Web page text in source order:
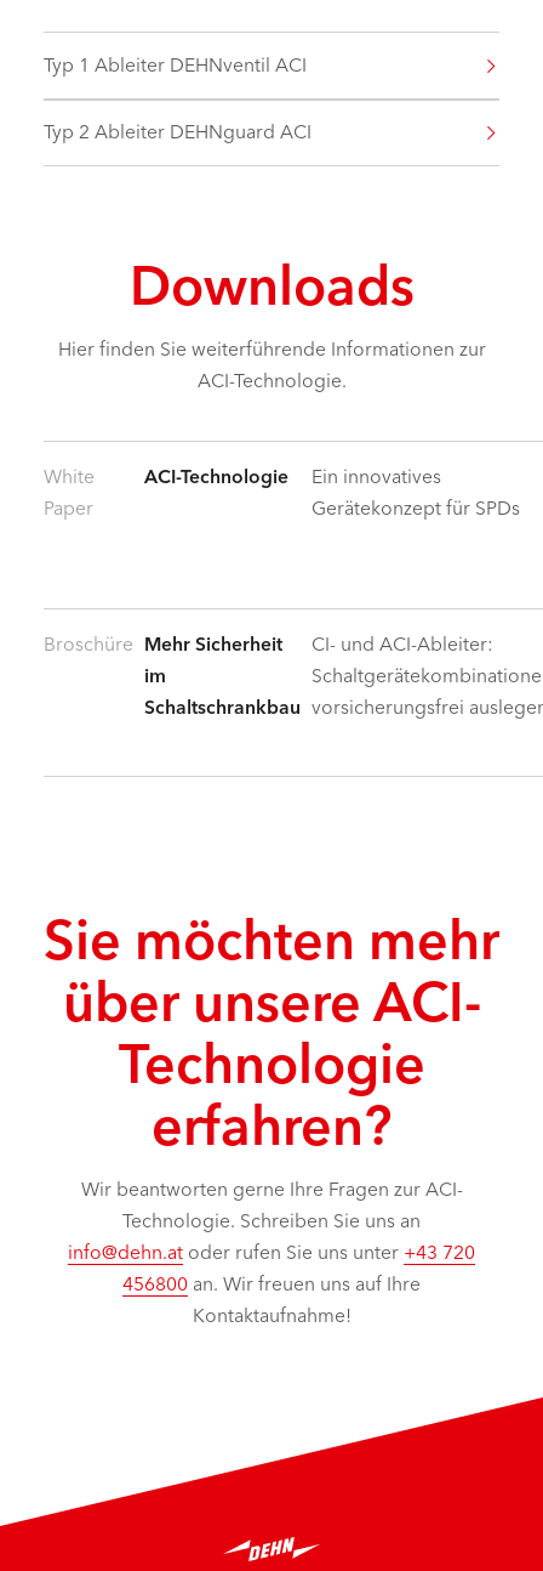
Typ 1 Ableiter DEHNventil ACI
Typ 2 Ableiter DEHNguard ACI
Downloads
Hier finden Sie weiterführende Informationen zur
ACI-Technologie.
White
Paper
ACI-Technologie
Ein innovatives
Gerätekonzept für SPDs
Broschüre Mehr Sicherheit
im
Schaltschrankbau
CI- und ACI-Ableiter:
vorsicherungsfrei
Sie möchten mehr
über unsere ACI-
Technologie
erfahren?
Wir beantworten gerne Ihre Fragen zur ACI-
Technologie. Schreiben Sie uns an
info@dehn.at oder rufen Sie uns unter +43 720
456800 an. Wir freuen uns auf Ihre
Kontaktaufnahme!